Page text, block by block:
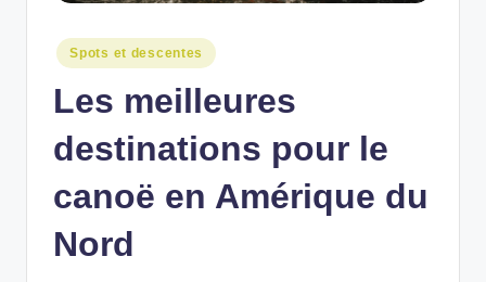
Posted
in
Spots et descentes
Les meilleures
destinations pour le
canoë en Amérique du
Nord